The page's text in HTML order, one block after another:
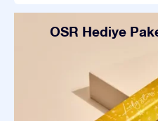
OSR Hediye